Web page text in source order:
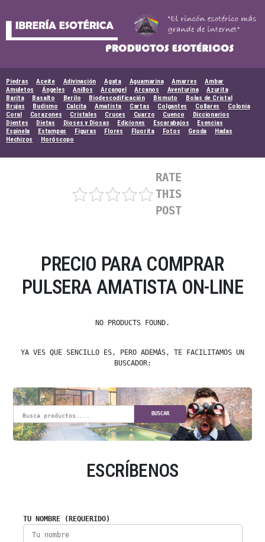
Piedras Aceite Adivinación Agata Aguamarina Amarres
Ambar
Amuletos
Ángeles Anillos Arcangel Arcanos Aventurina
Azurita
Barita
Basalto Berilo Biodescodificación Bismuto
Bolas de Cristal
Brujas
Budismo Calcita Amatista Cartas Colgantes Collares
Colonia
Coral
Corazones Cristales Cruces Cuarzo Cuenco
Diccionarios
Dientes
Dietas Dioses y Diosas Ediciones Escarabajos
Esencias
Espinela
Estampas Figuras Flores Fluorita Fotos Geoda
Hadas
Hechizos
Horóscopo
RATE
THIS
POST
PRECIO PARA COMPRAR
PULSERA AMATISTA ON-LINE
NO PRODUCTS FOUND.
YA VES QUE SENCILLO ES, PERO ADEMÁS, TE FACILITAMOS UN
BUSCADOR:
BUSCAR
ESCRÍBENOS
TU NOMBRE (REQUERIDO)